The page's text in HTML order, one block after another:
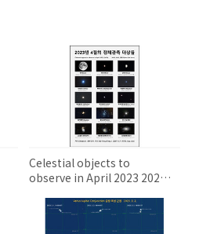
Celestial objects to
observe in April 2023 2023